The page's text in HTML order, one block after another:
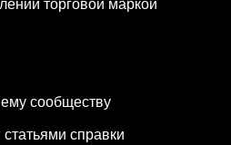
торговой маркой
сообществу
справки